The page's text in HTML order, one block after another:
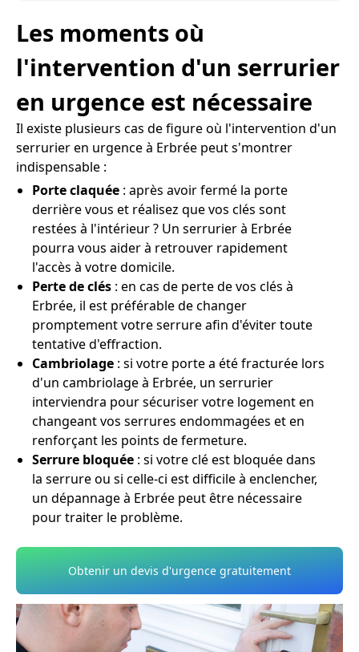
Les moments où
l'intervention d'un serrurier
en urgence est nécessaire
Il existe plusieurs cas de figure où l'intervention d'un
serrurier en urgence à Erbrée peut s'montrer
indispensable :
Porte claquée : après avoir fermé la porte
derrière vous et réalisez que vos clés sont
restées à l'intérieur ? Un serrurier à Erbrée
pourra vous aider à retrouver rapidement
l'accès à votre domicile.
Perte de clés : en cas de perte de vos clés à
Erbrée, il est préférable de changer
promptement votre serrure afin d'éviter toute
tentative d'effraction.
Cambriolage : si votre porte a été fracturée lors
d'un cambriolage à Erbrée, un serrurier
interviendra pour sécuriser votre logement en
changeant vos serrures endommagées et en
renforçant les points de fermeture.
Serrure bloquée : si votre clé est bloquée dans
la serrure ou si celle-ci est difficile à enclencher,
un dépannage à Erbrée peut être nécessaire
pour traiter le problème.
Obtenir un devis d'urgence gratuitement